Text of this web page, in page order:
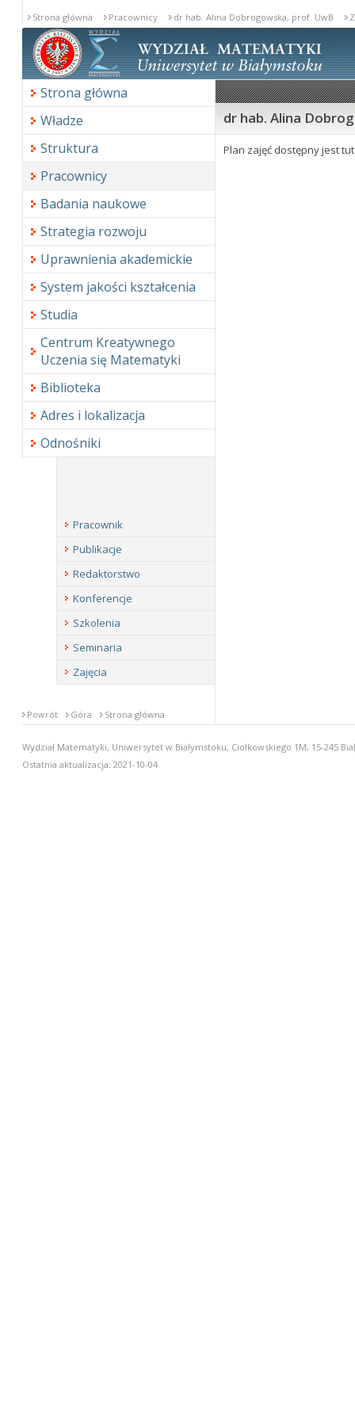
Strona główna Pracownicy dr hab. Alina Dobrogowska, prof. UwB
Strona główna
Władze
Struktura
Pracownicy
Badania naukowe
Strategia rozwoju
Uprawnienia akademickie
System jakości kształcenia
Studia
Centrum Kreatywnego
Uczenia się Matematyki
Biblioteka
Adres i lokalizacja
Odnośniki
dr hab. Alina
Plan zajęć dostępny jest
Pracownik
Publikacje
Redaktorstwo
Konferencje
Szkolenia
Seminaria
Zajęcia
Powrót Góra Strona główna
Wydział Matematyki, Uniwersytet w Białymstoku, Ciołkowskiego 1M, 15-245
Ostatnia aktualizacja: 2021-10-04